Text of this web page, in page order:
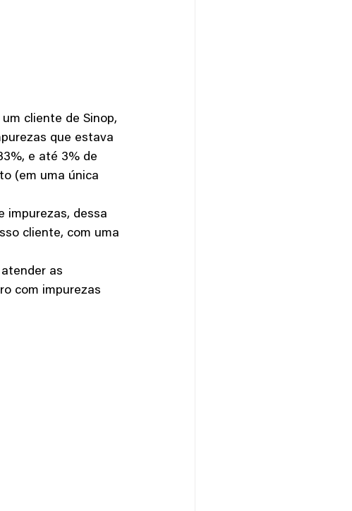
que estava
e até 3% de
(em uma única
cliente, com uma
com impurezas